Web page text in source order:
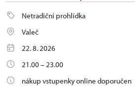
Netradiční prohlídka
Valeč
22. 8. 2026
21.00 – 23.00
nákup vstupenky online doporučen